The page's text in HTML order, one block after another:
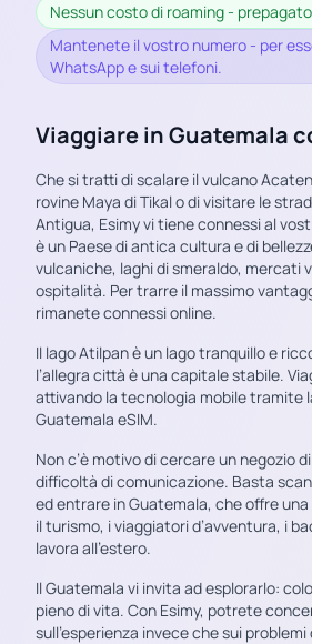
Nessun costo di roaming -
Mantenete il vostro numero - per
WhatsApp e sui telefoni.
Viaggiare in Guatemala
Che si tratti di scalare il vulcano
rovine Maya di Tikal o di visitare le
Antigua, Esimy vi tiene connessi al
è un Paese di antica cultura e di
vulcaniche, laghi di smeraldo, mercati
ospitalità. Per trarre il massimo
rimanete connessi online.
Il lago Atilpan è un lago tranquillo e
l’allegra città è una capitale stabile.
attivando la tecnologia mobile tramite
Guatemala eSIM.
Non c’è motivo di cercare un negozio
difficoltà di comunicazione. Basta
ed entrare in Guatemala, che offre
il turismo, i viaggiatori d’avventura, i
lavora all’estero.
Il Guatemala vi invita ad esplorarlo:
pieno di vita. Con Esimy, potrete
sull’esperienza invece che sui